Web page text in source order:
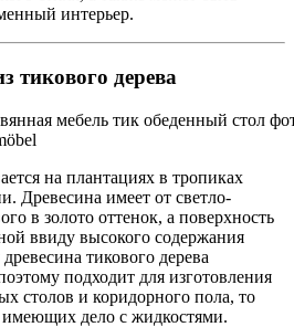
интерьер.
тикового дерева
на плантациях в тропиках
имеет от светло-
в золото оттенок, а поверхность
ввиду высокого содержания
тикового дерева
подходит для изготовления
столов и коридорного пола, то
имеющих дело с жидкостями.